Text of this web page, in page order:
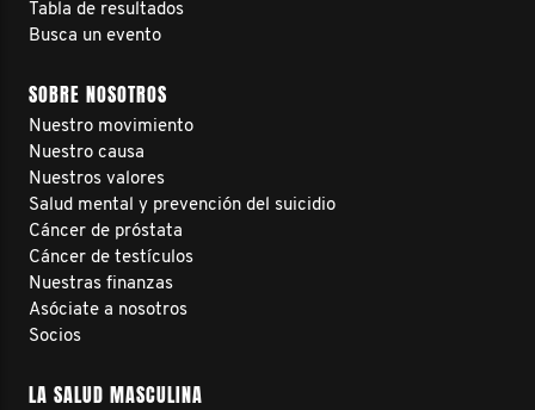
Tabla de resultados
Busca un evento
SOBRE NOSOTROS
Nuestro movimiento
Nuestro causa
Nuestros valores
Salud mental y prevención del suicidio
Cáncer de próstata
Cáncer de testículos
Nuestras finanzas
Asóciate a nosotros
Socios
LA SALUD MASCULINA